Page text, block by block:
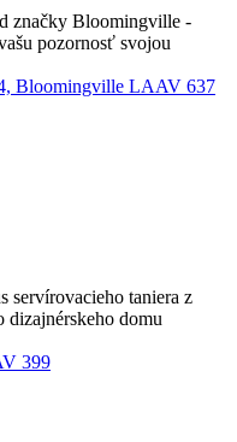
značky Bloomingville -
pozornosť svojou
servírovacieho taniera z
dizajnérskeho domu